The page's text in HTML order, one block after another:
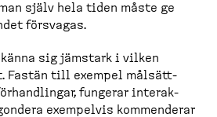
själv hela tiden måste ge
försvagas.
sig jämstark i vilken
Fastän till exempel målsätt­
fungerar interak­
exempelvis kommenderar